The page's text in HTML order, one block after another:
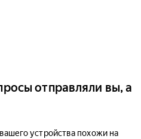
отправляли вы, а
устройства похожи на